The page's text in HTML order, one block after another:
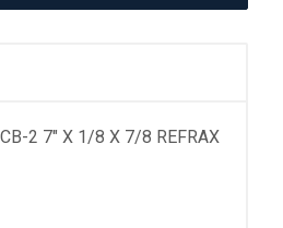
2 7" X 1/8 X 7/8 REFRAX